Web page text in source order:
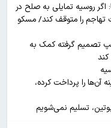
روسیه تمایلی به صلح در
تهاجم را متوقف کند/ مسکو
تصمیم گرفته کمک به
کند
آن‌ها را پرداخت کرده،
تسلیم نمی‌شویم